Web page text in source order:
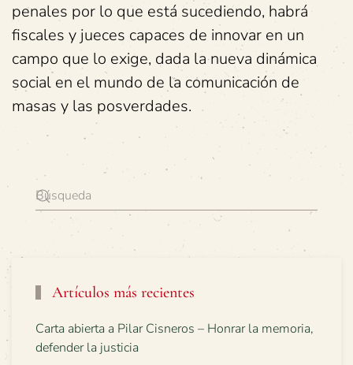
penales por lo que está sucediendo, habrá
fiscales y jueces capaces de innovar en un
campo que lo exige, dada la nueva dinámica
social en el mundo de la comunicación de
masas y las posverdades.
Artículos más recientes
Carta abierta a Pilar Cisneros – Honrar la memoria,
defender la justicia